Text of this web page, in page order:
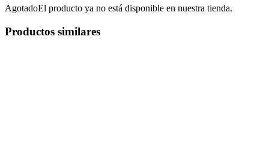
AgotadoEl producto ya no está disponible en nuestra tienda.
Productos similares